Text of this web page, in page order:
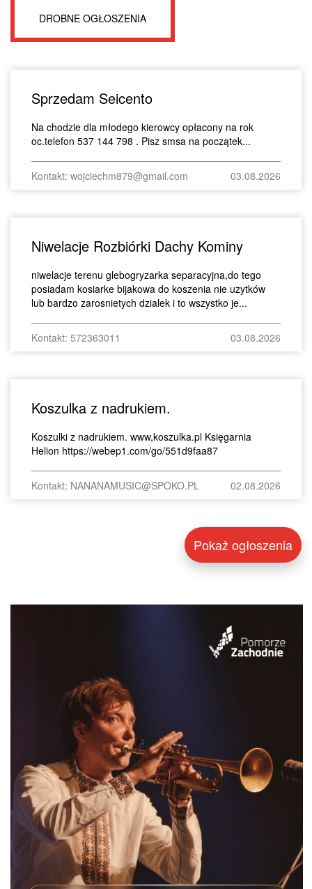
DROBNE OGŁOSZENIA
Sprzedam Seicento
Na chodzie dla młodego kierowcy opłacony na rok
oc.telefon 537 144 798 . Pisz smsa na początek...
Kontakt: wojciechm879@gmail.com 03.08.2026
Niwelacje Rozbiórki Dachy Kominy
niwelacje terenu glebogryzarka separacyjna,do tego
posiadam kosiarke bijakowa do koszenia nie uzytków
lub bardzo zarosnietych dzialek i to wszystko je...
Kontakt: 572363011 03.08.2026
Koszulka z nadrukiem.
Koszulki z nadrukiem. www,koszulka.pl Księgarnia
Helion https://webep1.com/go/551d9faa87
Kontakt: NANANAMUSIC@SPOKO.PL 02.08.2026
Pokaż ogłoszenia